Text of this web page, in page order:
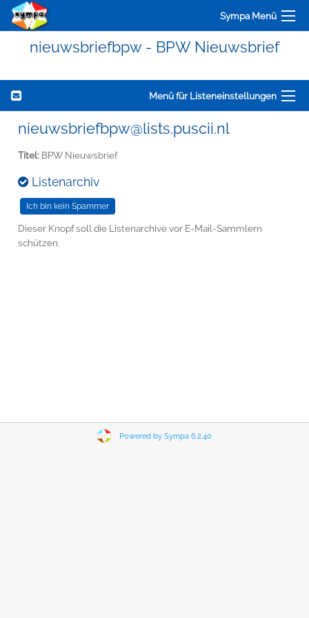
Sympa Menü
nieuwsbriefbpw - BPW Nieuwsbrief
Menü für Listeneinstellungen
nieuwsbriefbpw@lists.puscii.nl
Titel: BPW Nieuwsbrief
Listenarchiv
Dieser Knopf soll die Listenarchive vor E-Mail-Sammlern
schützen.
Powered by Sympa 6.2.40